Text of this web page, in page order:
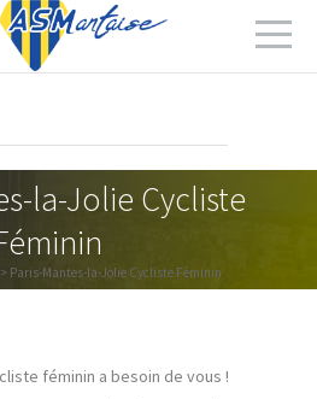
la-Jolie Cycliste
> Paris-Mantes-la-Jolie Cycliste Féminin
féminin a besoin de vous !